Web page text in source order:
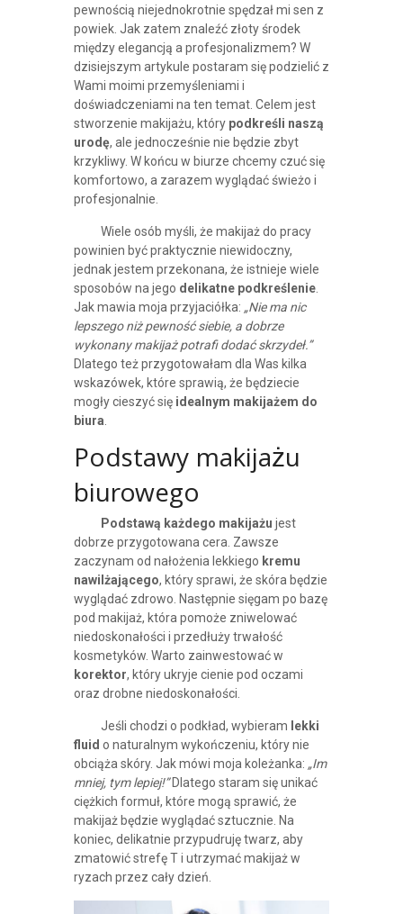
pewnością niejednokrotnie spędzał mi sen z
powiek. Jak zatem znaleźć złoty środek
między elegancją a profesjonalizmem? W
dzisiejszym artykule postaram się podzielić z
Wami moimi przemyśleniami i
doświadczeniami na ten temat. Celem jest
stworzenie makijażu, który podkreśli naszą
urodę, ale jednocześnie nie będzie zbyt
krzykliwy. W końcu w biurze chcemy czuć się
komfortowo, a zarazem wyglądać świeżo i
profesjonalnie.
Wiele osób myśli, że makijaż do pracy
powinien być praktycznie niewidoczny,
jednak jestem przekonana, że istnieje wiele
sposobów na jego delikatne podkreślenie.
Jak mawia moja przyjaciółka: „Nie ma nic
lepszego niż pewność siebie, a dobrze
wykonany makijaż potrafi dodać skrzydeł.”
Dlatego też przygotowałam dla Was kilka
wskazówek, które sprawią, że będziecie
mogły cieszyć się idealnym makijażem do
biura.
Podstawy makijażu
biurowego
Podstawą każdego makijażu jest
dobrze przygotowana cera. Zawsze
zaczynam od nałożenia lekkiego kremu
nawilżającego, który sprawi, że skóra będzie
wyglądać zdrowo. Następnie sięgam po bazę
pod makijaż, która pomoże zniwelować
niedoskonałości i przedłuży trwałość
kosmetyków. Warto zainwestować w
korektor, który ukryje cienie pod oczami
oraz drobne niedoskonałości.
Jeśli chodzi o podkład, wybieram lekki
fluid o naturalnym wykończeniu, który nie
obciąża skóry. Jak mówi moja koleżanka: „Im
mniej, tym lepiej!”Dlatego staram się unikać
ciężkich formuł, które mogą sprawić, że
makijaż będzie wyglądać sztucznie. Na
koniec, delikatnie przypudruję twarz, aby
zmatowić strefę T i utrzymać makijaż w
ryzach przez cały dzień.